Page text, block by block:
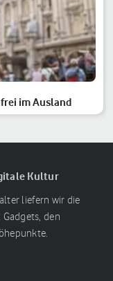
im Ausland
Kultur
liefern wir die
den